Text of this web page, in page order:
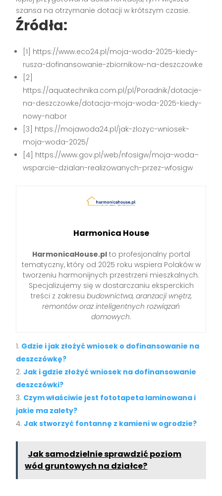
szansa na otrzymanie dotacji w krótszym czasie.
Źródła:
[1] https://www.eco24.pl/moja-woda-2025-kiedy-
rusza-dofinansowanie-zbiornikow-na-deszczowke
[2]
https://aquatechnika.com.pl/pl/Poradnik/dotacje-
na-deszczowke/dotacja-moja-woda-2025-kiedy-
nowy-nabor
[3] https://mojawoda24.pl/jak-zlozyc-wniosek-
moja-woda-2025/
[4] https://www.gov.pl/web/nfosigw/moja-woda–
wsparcie-dzialan-realizowanych-przez-wfosigw
Harmonica House
HarmonicaHouse.plto profesjonalny portal
tematyczny, który od 2025 roku wspiera Polaków w
tworzeniu harmonijnych przestrzeni mieszkalnych.
Specjalizujemy się w dostarczaniu eksperckich
treści z zakresu budownictwa, aranżacji wnętrz,
remontów oraz inteligentnych rozwiązań
domowych.
Gdzie i jak złożyć wniosek o dofinansowanie na
deszczówkę?
Jak i gdzie złożyć wniosek na dofinansowanie
deszczówki?
Czym właściwie jest fototapeta laminowana i
jakie ma zalety?
Jak stworzyć fontannę z kamieni w ogrodzie?
Jak samodzielnie sprawdzić poziom
wód gruntowych na działce?